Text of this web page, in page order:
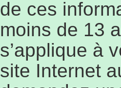
de ces
moins de 13
s’applique à
site Internet